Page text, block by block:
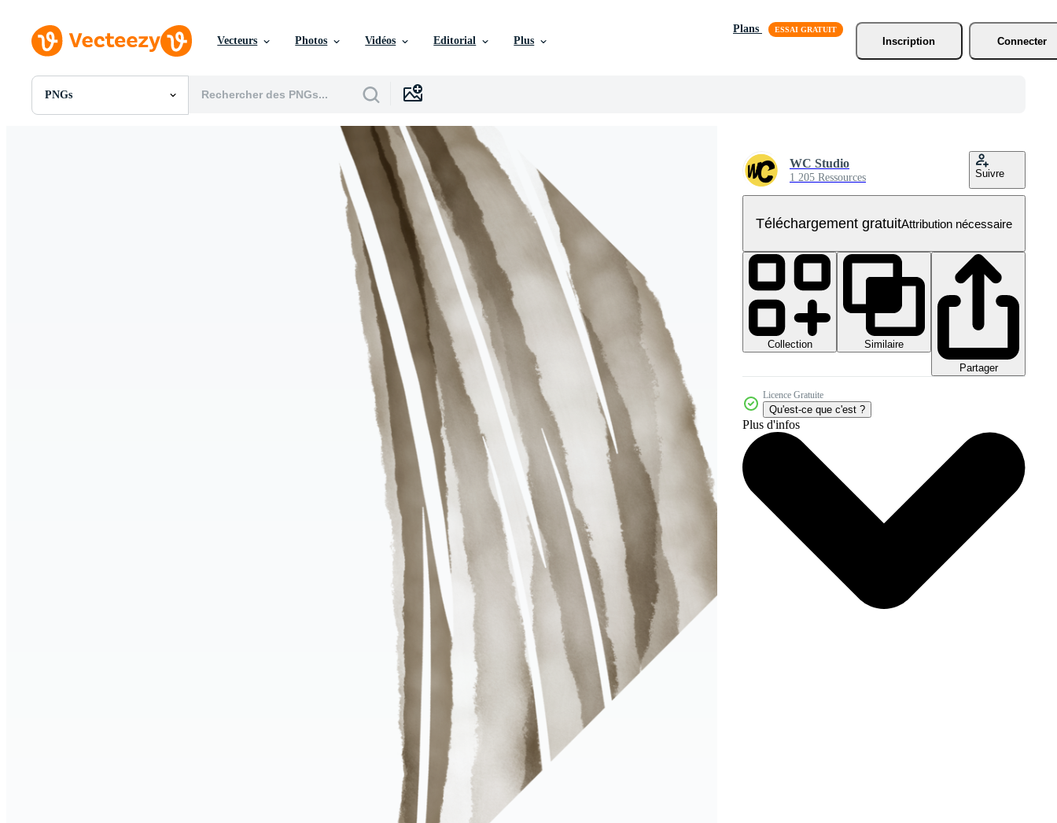
Vecteurs Photos Vidéos Editorial Plus
Plans
Inscription
Connecter
PNGs
Toutes Images
WC Studio
1 205 Ressources Suivre
Téléchargement gratuitAttribution nécessaire
Collection
Similaire
Partager
Licence Gratuite
Qu'est-ce que c'est ?
Plus d'infos